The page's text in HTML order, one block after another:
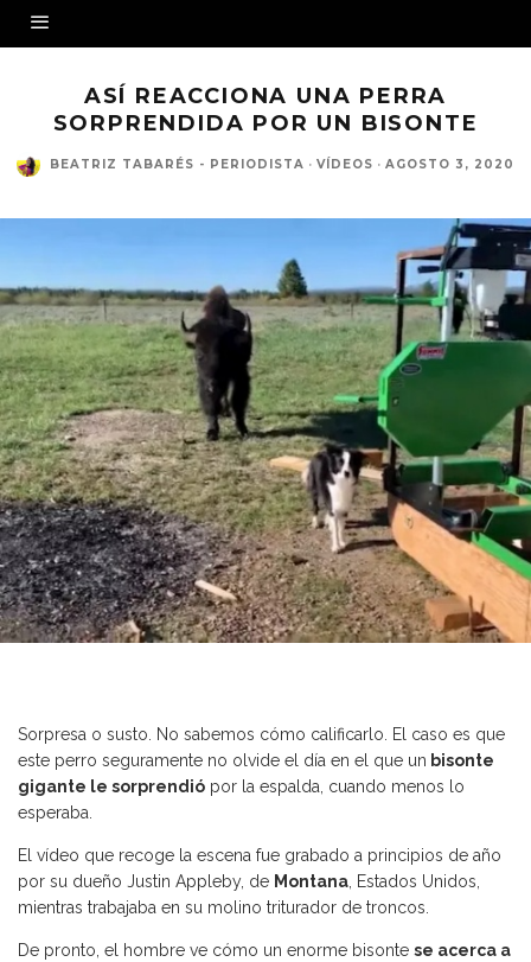
ASÍ REACCIONA UNA PERRA
SORPRENDIDA POR UN BISONTE
BEATRIZ TABARÉS - PERIODISTA · VÍDEOS · AGOSTO 3, 2020
Sorpresa o susto. No sabemos cómo calificarlo. El caso es que
este perro seguramente no olvide el día en el que un bisonte
gigante le sorprendió por la espalda, cuando menos lo
esperaba.
El vídeo que recoge la escena fue grabado a principios de año
por su dueño Justin Appleby, de Montana, Estados Unidos,
mientras trabajaba en su molino triturador de troncos.
De pronto, el hombre ve cómo un enorme bisonte se acerca a